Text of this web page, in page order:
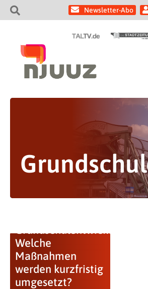
Newsletter-Abo
Welche
Maßnahmen
werden kurzfristig
umgesetzt?